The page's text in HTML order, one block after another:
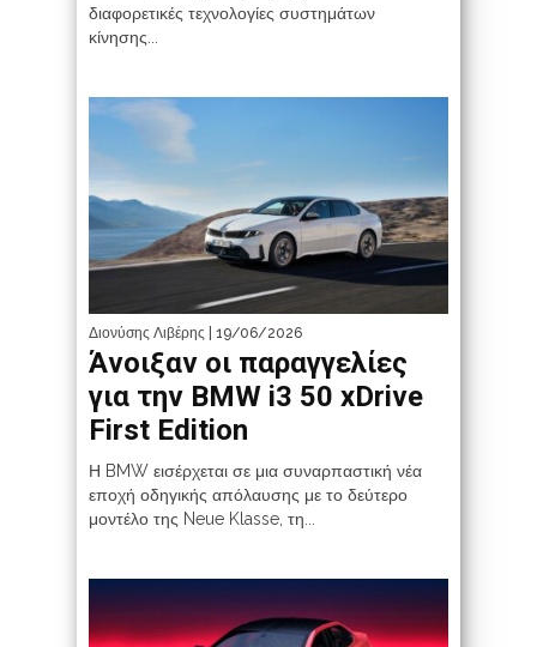
διαφορετικές τεχνολογίες συστημάτων
κίνησης...
Διονύσης Λιβέρης | 19/06/2026
Άνοιξαν οι παραγγελίες
για την BMW i3 50 xDrive
First Edition
Η BMW εισέρχεται σε μια συναρπαστική νέα
εποχή οδηγικής απόλαυσης με το δεύτερο
μοντέλο της Neue Klasse, τη...